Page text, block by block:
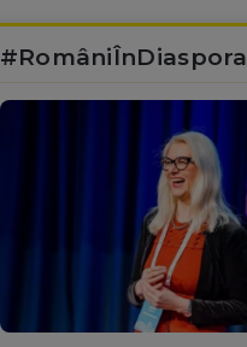
#RomâniÎnDiaspora